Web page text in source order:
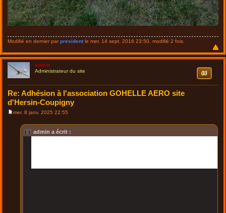
Modifié en dernier parpresidentle mer. 14 sept. 2016 23:50, modifié 2 fois.
admin
Administrateur du site
Re: Adhésion à l'association GOHELLE AERO site
d'Hersin-Coupigny
Citation
mer. 8 janv. 2025 22:55
admin a écrit :